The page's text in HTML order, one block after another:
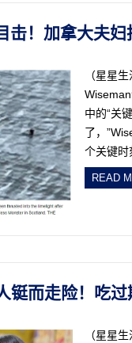
击！加拿大夫
（星星
中的“关
了，
个关键
READ
铤而走险！吃
（星星